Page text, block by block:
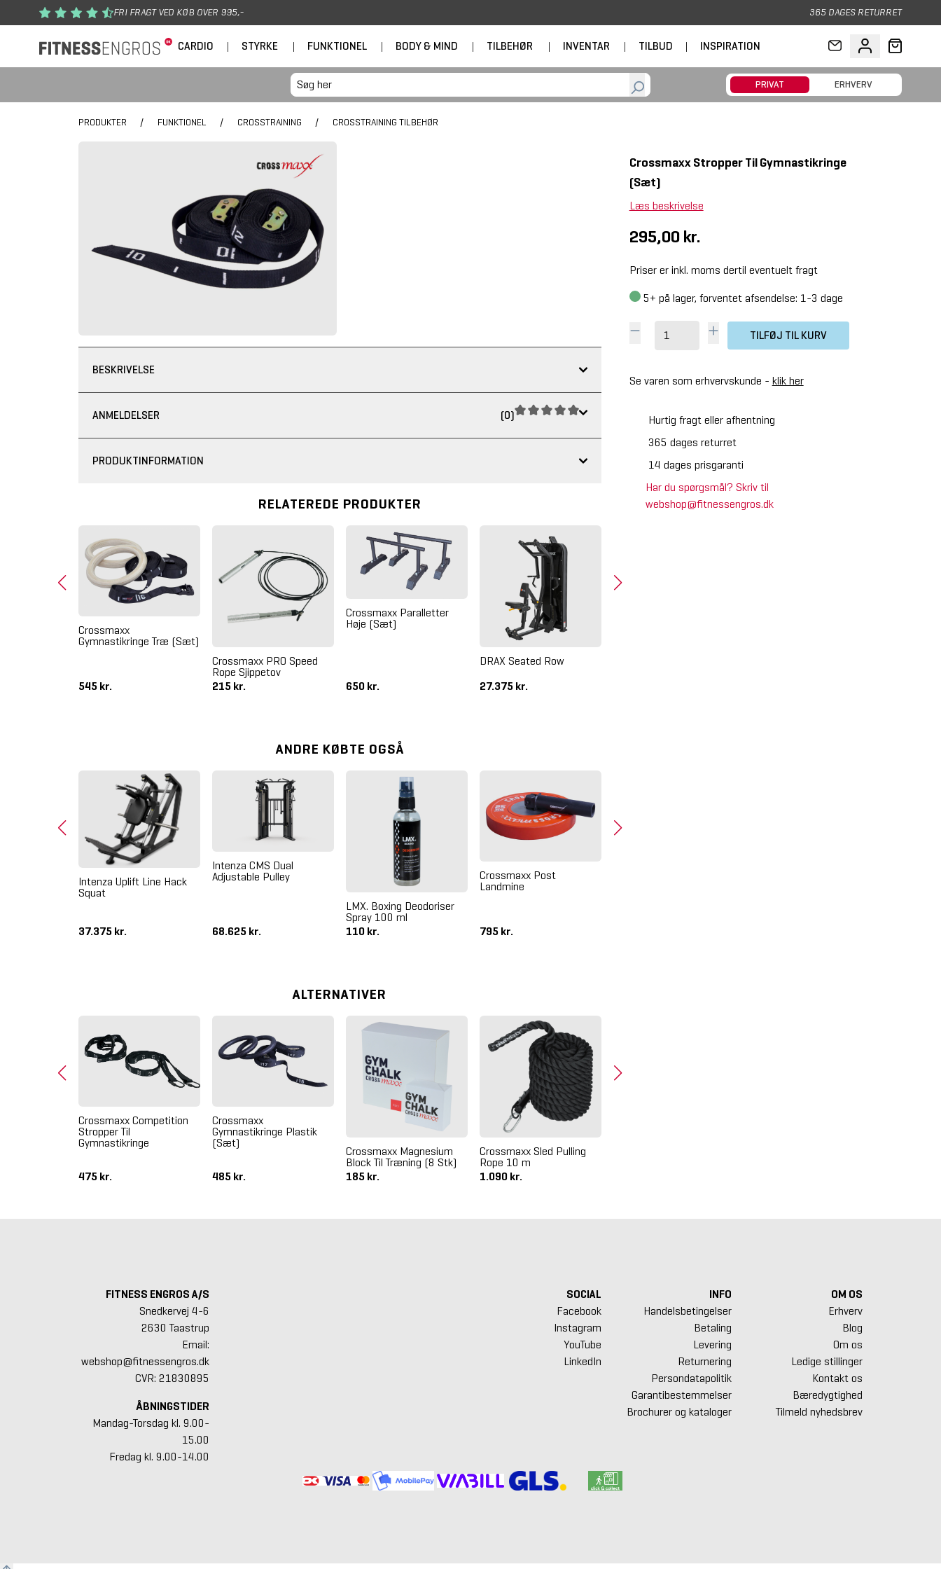
Gå til hovedindhold FRI FRAGT VED KØB OVER 995,- 365 DAGES RETURRET
CARDIO | STYRKE | FUNKTIONEL | BODY & MIND | TILBEHØR | INVENTAR | TILBUD | INSPIRATION
PRIVAT ERHVERV
PRODUKTER / FUNKTIONEL / CROSSTRAINING / CROSSTRAINING TILBEHØR
Crossmaxx Stropper Til Gymnastikringe
(Sæt)
Læs beskrivelse
295,00 kr.
Priser er inkl. moms dertil eventuelt fragt
5+ på lager, forventet afsendelse: 1-3 dage
TILFØJ TIL KURV
Se varen som erhvervskunde - klik her
Hurtig fragt eller afhentning
365 dages returret
14 dages prisgaranti
Har du spørgsmål? Skriv til
webshop@fitnessengros.dk
BESKRIVELSE
ANMELDELSER (0)
PRODUKTINFORMATION
RELATEREDE PRODUKTER
Crossmaxx
Gymnastikringe Træ (Sæt)
545 kr.
Crossmaxx PRO Speed
Rope Sjippetov
215 kr.
Crossmaxx Paralletter
Høje (Sæt)
650 kr.
DRAX Seated Row
27.375 kr.
ANDRE KØBTE OGSÅ
Intenza Uplift Line Hack
Squat
37.375 kr.
Intenza CMS Dual
Adjustable Pulley
68.625 kr.
LMX. Boxing Deodoriser
Spray 100 ml
110 kr.
Crossmaxx Post
Landmine
795 kr.
ALTERNATIVER
Crossmaxx Competition
Stropper Til
Gymnastikringe
475 kr.
Crossmaxx
Gymnastikringe Plastik
(Sæt)
485 kr.
Crossmaxx Magnesium
Block Til Træning (8 Stk)
185 kr.
Crossmaxx Sled Pulling
Rope 10 m
1.090 kr.
FITNESS ENGROS A/S
Snedkervej 4-6
2630 Taastrup
Email:
webshop@fitnessengros.dk
CVR: 21830895
ÅBNINGSTIDER
Mandag-Torsdag kl. 9.00-
15.00
Fredag kl. 9.00-14.00
SOCIAL
Facebook
Instagram
YouTube
LinkedIn
INFO
Handelsbetingelser
Betaling
Levering
Returnering
Persondatapolitik
Garantibestemmelser
Brochurer og kataloger
OM OS
Erhverv
Blog
Om os
Ledige stillinger
Kontakt os
Bæredygtighed
Tilmeld nyhedsbrev